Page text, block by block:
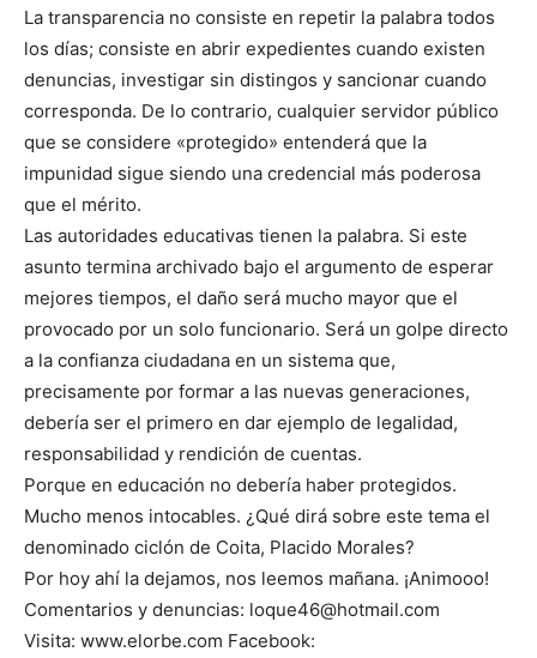
La transparencia no consiste en repetir la palabra todos
los días; consiste en abrir expedientes cuando existen
denuncias, investigar sin distingos y sancionar cuando
corresponda. De lo contrario, cualquier servidor público
que se considere «protegido» entenderá que la
impunidad sigue siendo una credencial más poderosa
que el mérito.
Las autoridades educativas tienen la palabra. Si este
asunto termina archivado bajo el argumento de esperar
mejores tiempos, el daño será mucho mayor que el
provocado por un solo funcionario. Será un golpe directo
a la confianza ciudadana en un sistema que,
precisamente por formar a las nuevas generaciones,
debería ser el primero en dar ejemplo de legalidad,
responsabilidad y rendición de cuentas.
Porque en educación no debería haber protegidos.
Mucho menos intocables. ¿Qué dirá sobre este tema el
denominado ciclón de Coita, Placido Morales?
Por hoy ahí la dejamos, nos leemos mañana. ¡Animooo!
Comentarios y denuncias: loque46@hotmail.com
Visita: www.elorbe.com Facebook: